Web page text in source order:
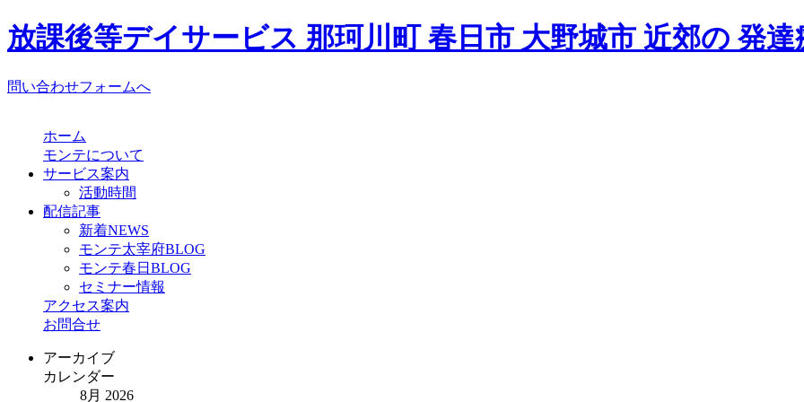
放課後等デイサービス 那珂川町 春日市 大野城市 近郊の 発
問い合わせフォームへ
ホーム
モンテについて
サービス案内
活動時間
配信記事
新着NEWS
モンテ太宰府BLOG
モンテ春日BLOG
セミナー情報
アクセス案内
お問合せ
アーカイブ
カレンダー
8月 2026